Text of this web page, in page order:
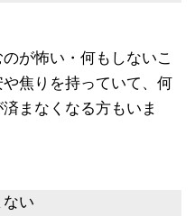
が怖い・何もしないこ
焦りを持っていて、何
まなくなる方もいま
い